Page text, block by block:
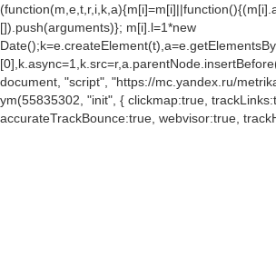
[]).push(arguments)}; m[i].l=1*new
document, "script", "https://mc.yandex.ru/
ym(55835302, "init", { clickmap:true,
accurateTrackBounce:true, webvisor:true,